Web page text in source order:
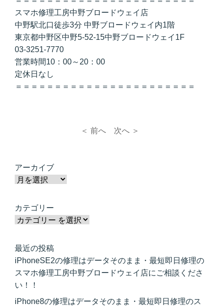
スマホ修理工房中野ブロードウェイ店
中野駅北口徒歩3分 中野ブロードウェイ内1階
東京都中野区中野5-52-15中野ブロードウェイ1F
03-3251-7770
営業時間10：00～20：00
定休日なし
＝＝＝＝＝＝＝＝＝＝＝＝＝＝＝＝＝＝＝＝＝＝＝
＜ 前へ 次へ ＞
アーカイブ
カテゴリー
最近の投稿
iPhoneSE2の修理はデータそのまま・最短即日修理の
スマホ修理工房中野ブロードウェイ店にご相談くださ
い！！
iPhone8の修理はデータそのまま・最短即日修理のス